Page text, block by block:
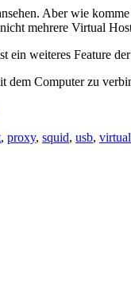
Aber wie
mehrere Virtual
ein weiteres Feature
Computer zu
, proxy, squid, usb,